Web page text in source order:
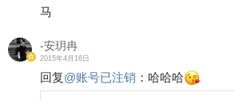
马
-安玥冉
2015年4月16日
回复@账号已注销 ： 哈哈哈